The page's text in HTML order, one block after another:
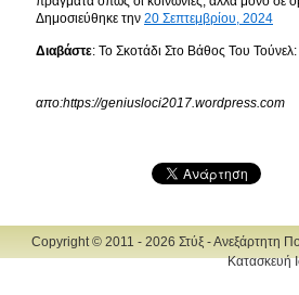
Δημοσιεύθηκε την 20 Σεπτεμβρίου, 2024
Διαβάστε: Το Σκοτάδι Στο Βάθος Του
απο:https://geniusloci2017.wordpress.com
Copyright © 2011 - 2026 Στύξ - Ανεξάρτητη
Κατασκευή